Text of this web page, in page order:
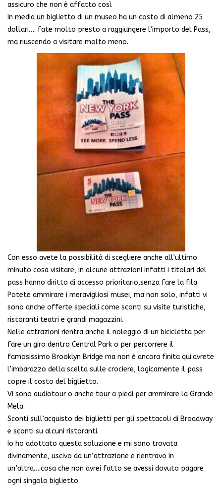
assicuro che non è affatto così.
In media un biglietto di un museo ha un costo di almeno 25
dollari…. fate molto presto a raggiungere l’importo del Pass,
ma riuscendo a visitare molto meno.
Con esso avete la possibilità di scegliere anche all’ultimo
minuto cosa visitare, in alcune attrazioni infatti i titolari del
pass hanno diritto di accesso prioritario,senza fare la fila.
Potete ammirare i meravigliosi musei, ma non solo, infatti vi
sono anche offerte speciali come sconti su visite turistiche,
ristoranti teatri e grandi magazzini.
Nelle attrazioni rientra anche il noleggio di un bicicletta per
fare un giro dentro Central Park o per percorrere il
famosissimo Brooklyn Bridge ma non è ancora finita qui:avrete
l’imbarazzo della scelta sulle crociere, logicamente il pass
copre il costo del biglietto.
Vi sono audiotour o anche tour a piedi per ammirare la Grande
Mela.
Sconti sull’acquisto dei biglietti per gli spettacoli di Broadway
e sconti su alcuni ristoranti.
Io ho adottato questa soluzione e mi sono trovata
divinamente, uscivo da un’attrazione e rientravo in
un’altra….cosa che non avrei fatto se avessi dovuto pagare
ogni singolo biglietto.